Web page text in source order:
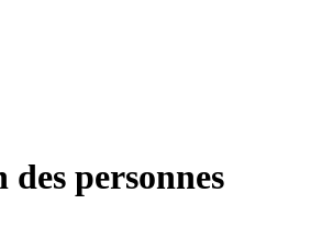
personnes